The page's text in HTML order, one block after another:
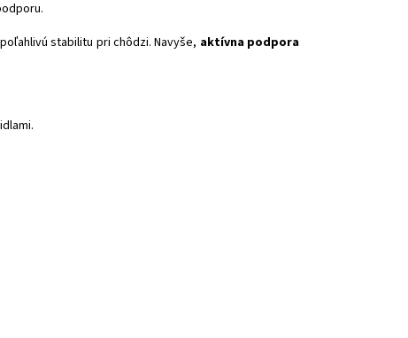
stabilitu pri chôdzi. Navyše, aktívna podpora